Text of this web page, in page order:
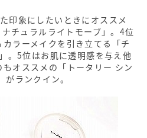
印象にしたいときにオススメ
チュラルライトモーブ」。4位
ラーメイクを引き立てる「チ
。5位はお肌に透明感を与え他
オススメの「トータリー シン
ランクイン。